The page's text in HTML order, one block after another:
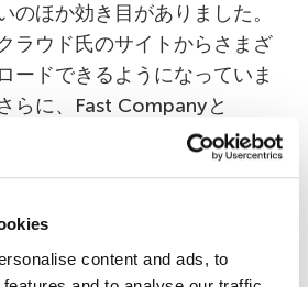
content and ads, to
のほか効き目がありました。
ラウド氏のサイトからさまざ
ードできるようになっていま
らに、Fast Companyと
クラウド氏のアイデアについ
、サイトの訪問者数は激増し
を務めるデバイス